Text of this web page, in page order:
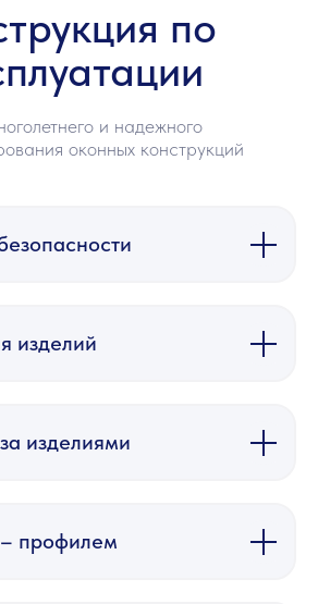
по
и надежного
оконных конструкций
изделий
изделиями
профилем